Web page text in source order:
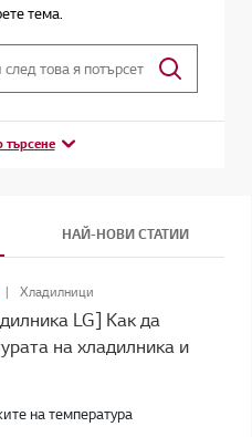
тема.
НАЙ-НОВИ СТАТИИ
Хладилници
LG] Как да
на хладилника и
на температура